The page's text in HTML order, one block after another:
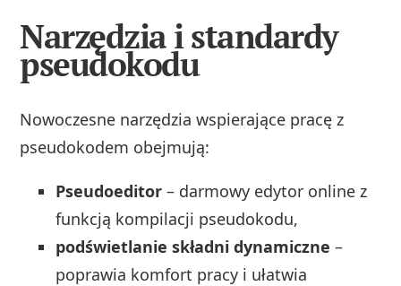
Narzędzia i standardy
pseudokodu
Nowoczesne narzędzia wspierające pracę z
pseudokodem obejmują:
Pseudoeditor – darmowy edytor online z
funkcją kompilacji pseudokodu,
podświetlanie składni dynamiczne –
poprawia komfort pracy i ułatwia